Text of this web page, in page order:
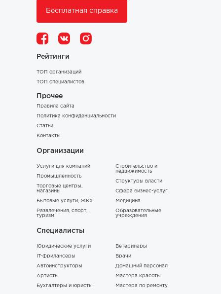
Бесплатная справка
Рейтинги
ТОП организаций
ТОП специалистов
Прочее
Правила сайта
Политика конфиденциальности
Статьи
Контакты
Организации
Услуги для компаний
Промышленность
Торговые центры,
магазины
Бытовые услуги, ЖКХ
Развлечения, спорт,
туризм
Строительство и
недвижимость
Структуры власти
Сфера бизнес-услуг
Медицина
Образовательные
учреждения
Специалисты
Юридические услуги
IT-фрилансеры
Автоинструкторы
Артисты
Бухгалтеры и юристы
Ветеринары
Врачи
Домашний персонал
Мастера красоты
Мастера по ремонту